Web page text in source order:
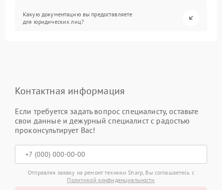
Какую документацию вы предоставляете
для юридических лиц?
Контактная информация
Если требуется задать вопрос специалисту, оставьте
свои данные и дежурный специалист с радостью
проконсультирует Вас!
Отправляя заявку на ремонт техники Sharp, Вы соглашаетесь с
Политикой конфиденциальности